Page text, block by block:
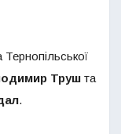
Труш та
.